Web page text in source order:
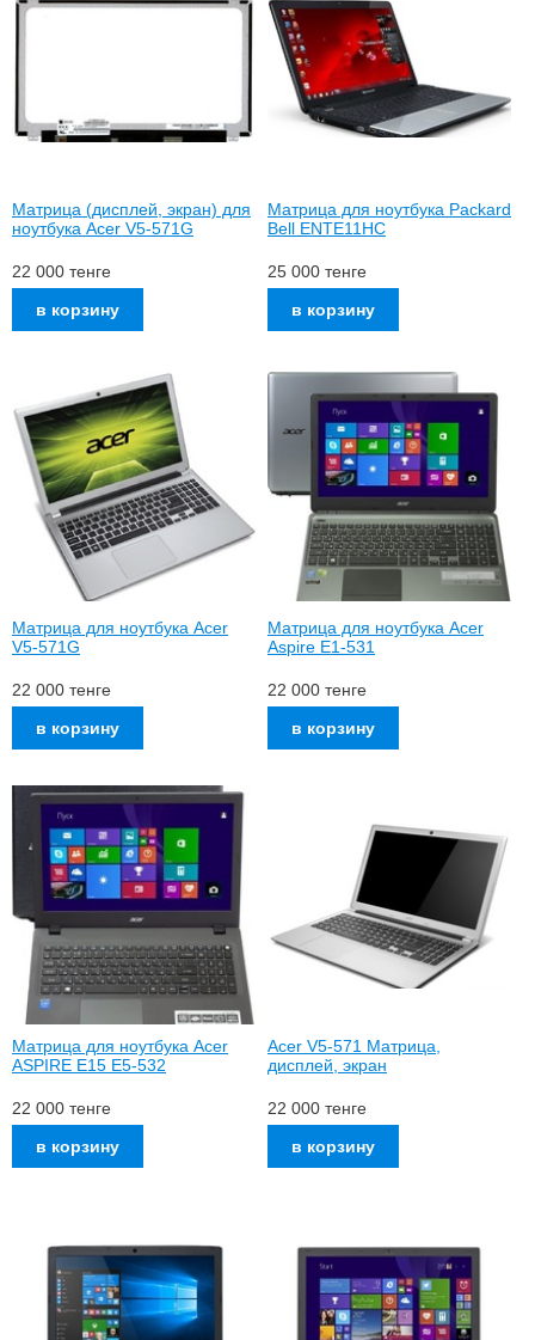
Матрица (дисплей, экран) для
ноутбука Acer V5-571G
22 000 тенге
Матрица для ноутбука Packard
Bell ENTE11HC
25 000 тенге
Матрица для ноутбука Acer
V5-571G
22 000 тенге
Матрица для ноутбука Acer
Aspire E1-531
22 000 тенге
Матрица для ноутбука Acer
ASPIRE E15 E5-532
22 000 тенге
Acer V5-571 Матрица,
дисплей, экран
22 000 тенге